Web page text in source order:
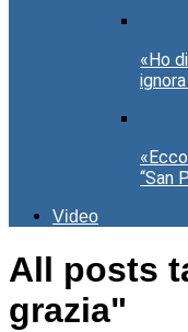
«Ho
“San
Video
All posts
grazia"